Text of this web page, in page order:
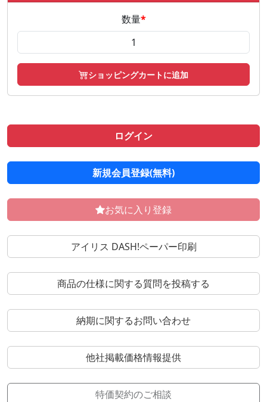
数量*
ショッピングカートに追加
ログイン
新規会員登録(無料)
お気に入り登録
アイリス DASH!ペーパー印刷
商品の仕様に関する質問を投稿する
納期に関するお問い合わせ
他社掲載価格情報提供
特価契約のご相談